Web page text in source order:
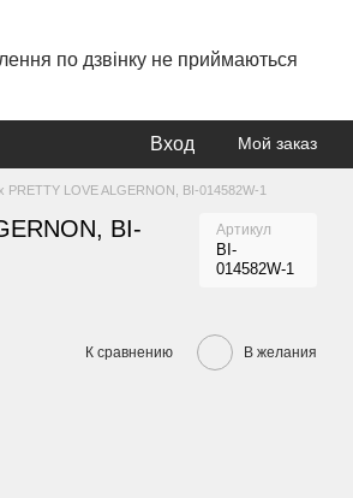
по дзвінку не приймаються
Вход Мой заказ
PRETTY LOVE ALGERNON, BI-014582W-1
BI-
Артикул
BI-
014582W-1
К сравнению В желания